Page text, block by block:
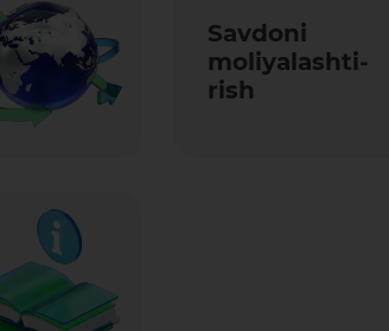
Savdoni
moliya­lashti­
rish